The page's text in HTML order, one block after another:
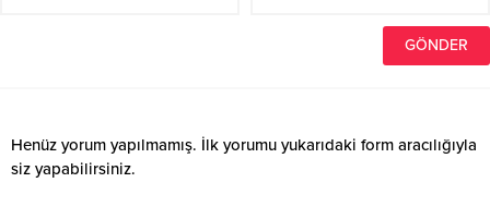
Henüz yorum yapılmamış. İlk yorumu yukarıdaki form aracılığıyla
siz yapabilirsiniz.